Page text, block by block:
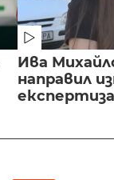
Ива
направил